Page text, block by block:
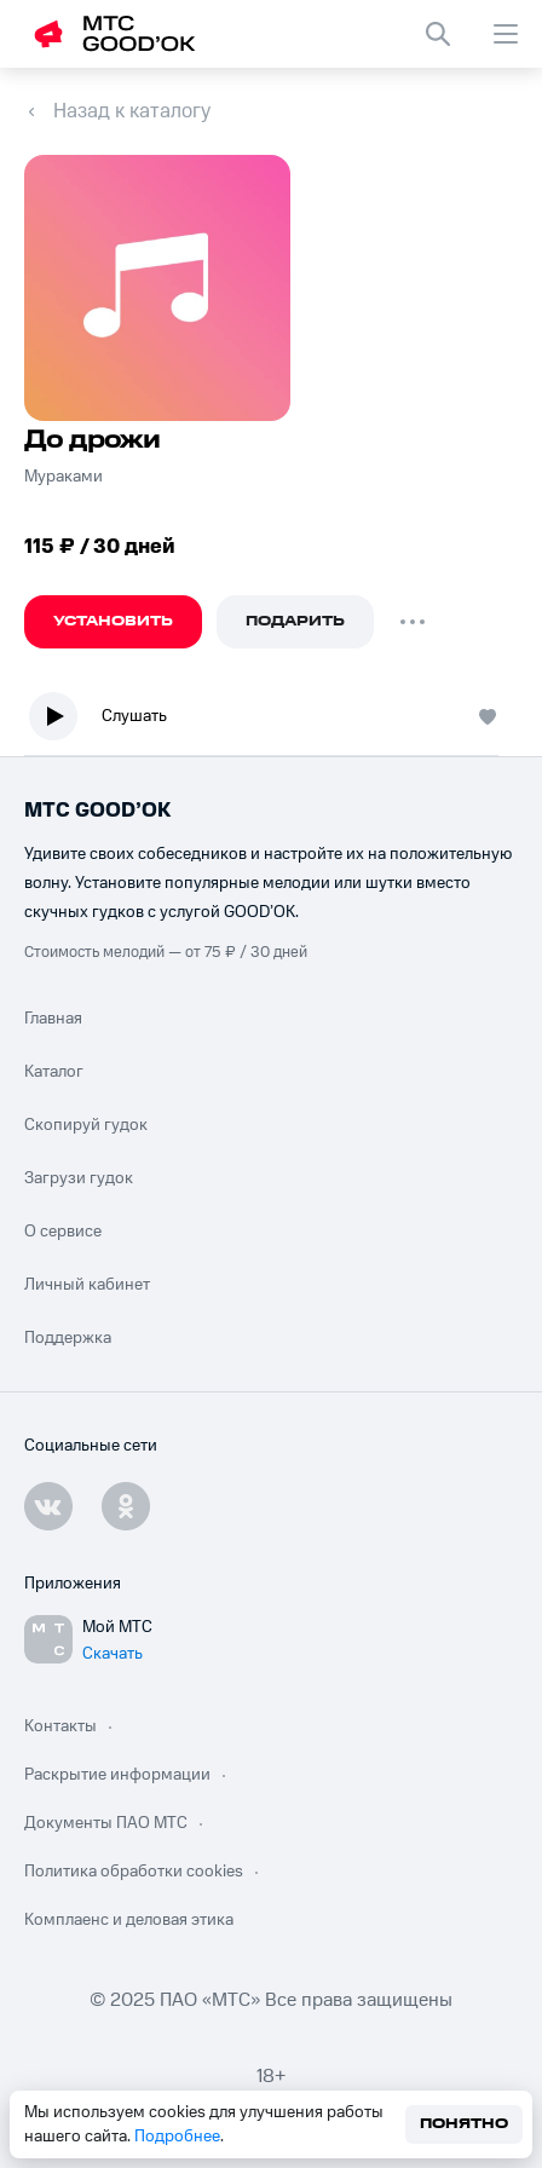
Назад к каталогу
До дрожи
Мураками
115 ₽ / 30 дней
УСТАНОВИТЬ ПОДАРИТЬ
Слушать
Мы используем cookies для улучшения работы
нашего сайта. Подробнее.
ПОНЯТНО
МТС GOOD’OK
Удивите своих собеседников и настройте их на положительную
волну. Установите популярные мелодии или шутки вместо
скучных гудков с услугой GOOD’OK.
Стоимость мелодий — от 75 ₽ / 30 дней
Главная
Каталог
Скопируй гудок
Загрузи гудок
О сервисе
Личный кабинет
Поддержка
Социальные сети
Приложения
Мой МТС
Скачать
Контакты
Раскрытие информации
Документы ПАО МТС
Политика обработки cookies
Комплаенс и деловая этика
© 2025 ПАО «МТС» Все права защищены
18+